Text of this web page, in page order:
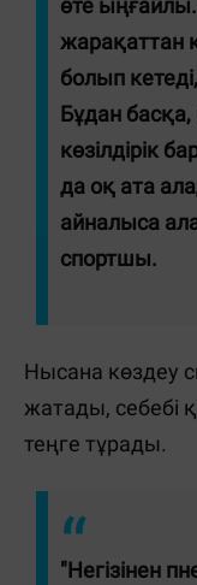
өте
жарақаттан
болып
Бұдан
көзілдірік
да оқ ата
айналыса
спортшы.
Нысана көздеу
жатады, себебі
теңге тұрады.
"Негізінен